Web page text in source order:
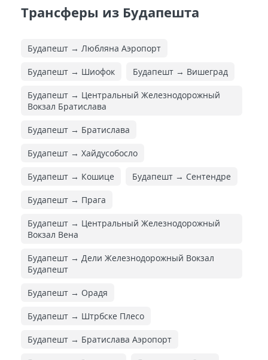
Трансферы из Будапешта
Будапешт → Любляна Аэропорт
Будапешт → Шиофок Будапешт → Вишеград
Будапешт → Центральный Железнодорожный
Вокзал Братислава
Будапешт → Братислава
Будапешт → Хайдусобосло
Будапешт → Кошице Будапешт → Сентендре
Будапешт → Прага
Будапешт → Центральный Железнодорожный
Вокзал Вена
Будапешт → Дели Железнодорожный Вокзал
Будапешт
Будапешт → Орадя
Будапешт → Штрбске Плесо
Будапешт → Братислава Аэропорт